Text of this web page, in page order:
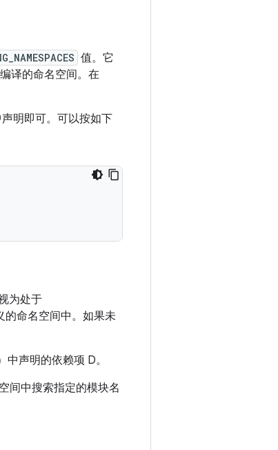
值。它
译的命名空间。在
明即可。可以按如下
为处于
的命名空间中。如果未
声明的依赖项 D。
间中搜索指定的模块名